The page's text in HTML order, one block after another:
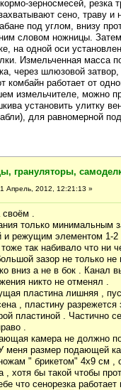
зерносмесей,
сено, траву
под углом, внизу
словом ножницы.
на одной оси
Измельченная масса
через шлюзовой
комбайн работает от
измельчителе, можно
установить улитку
для равномерной
грануляторы,
Апрель, 2012, 12:21:13 »
.
только
и режущим элементом 1-
так набивало что ни
зазор не только
вниз а не в бок . Канал
никто не отменял .
пластина лишняя ,
, пластину разрежется
пластиной . Частично
.
камера не должно
меня размер подающей
" брикетом" 4х9 см
, хотя бы такой чтобы
что сенорезка